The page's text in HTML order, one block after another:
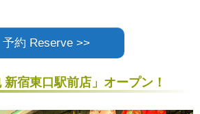
予約 Reserve >>
新宿東口駅前店」オープン！